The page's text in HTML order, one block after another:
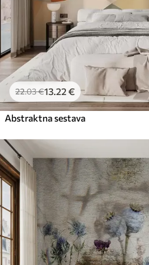
22.03€13 .22 €
Abstraktna sestava